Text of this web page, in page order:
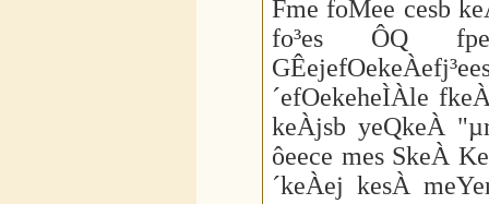
Fme foMee cesb
fo³es ÔQ
´efOekeheÌÀle
keÀjsb yeQkeÀ
ôeece mes SkeÀ
´keÀej kesÀ